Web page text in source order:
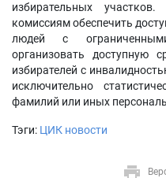
избирательных
комиссиям обеспечить
людей с
организовать доступную
избирателей с
исключительно
фамилий или иных
Тэги: ЦИК новости